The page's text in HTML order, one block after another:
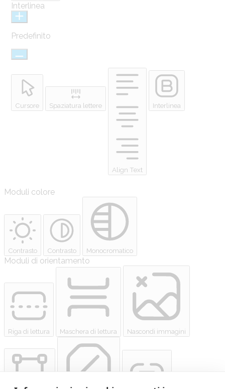
Interlinea
Predefinito
Cursore Spaziatura lettere
Align Text
Interlinea
Moduli colore
Contrasto Contrasto Monocromatico
Moduli di orientamento
Riga di lettura Maschera di lettura Nascondi immagini